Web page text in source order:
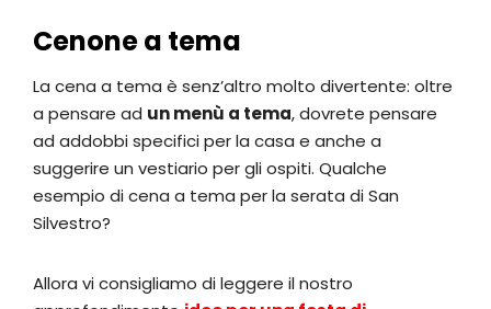
Cenone a tema
La cena a tema è senz’altro molto divertente: oltre
a pensare ad un menù a tema, dovrete pensare
ad addobbi specifici per la casa e anche a
suggerire un vestiario per gli ospiti. Qualche
esempio di cena a tema per la serata di San
Silvestro?
Allora vi consigliamo di leggere il nostro